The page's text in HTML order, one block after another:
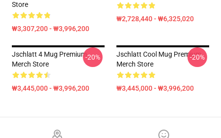
Store
₩3,307,200 - ₩3,996,200
₩2,728,440 - ₩6,325,020
Jschlatt 4 Mug Premium
Merch Store
₩3,445,000 - ₩3,996,200
-20%
Jschlatt Cool Mug Premium
Merch Store
₩3,445,000 - ₩3,996,200
-20%